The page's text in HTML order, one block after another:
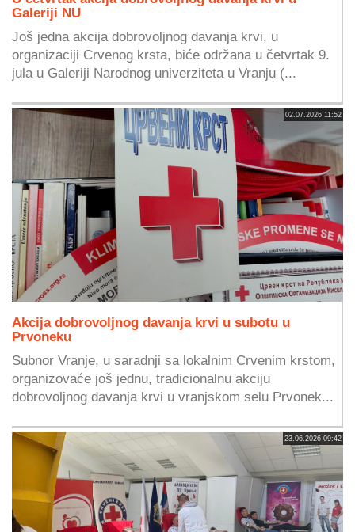
Galeriji NU
Još jedna akcija dobrovoljnog davanja krvi, u
organizaciji Crvenog krsta, biće održana u četvrtak 9.
jula u Galeriji Narodnog univerziteta u Vranju (...
02.07.2026 11:52
Akcija dobrovoljnog davanja krvi u subotu u
Prvoneku
Subnor Vranje, u saradnji sa lokalnim Crvenim krstom,
organizovaće još jednu, tradicionalnu akciju
dobrovoljnog davanja krvi u vranjskom selu Prvonek...
23.06.2026 09:42